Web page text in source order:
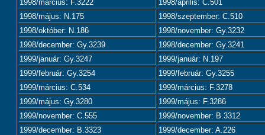
1998/március: F.3222
1998/április: C.501
1998/május: N.175
1998/szeptember: C.510
1998/október: N.186
1998/november: Gy.3232
1998/december: Gy.3239
1998/december: Gy.3241
1999/január: Gy.3247
1999/január: N.197
1999/február: Gy.3254
1999/február: Gy.3255
1999/március: C.534
1999/március: F.3278
1999/május: Gy.3280
1999/május: F.3286
1999/november: C.555
1999/november: B.3312
1999/december: B.3323
1999/december: A.226